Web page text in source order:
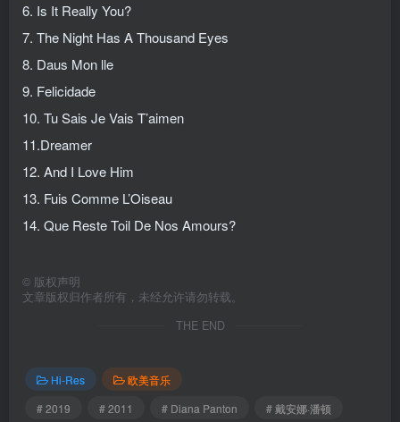
6. Is It Really You?
7. The Night Has A Thousand Eyes
8. Daus Mon lle
9. Felicidade
10. Tu Sais Je Vais T’aimen
11.Dreamer
12. And I Love Him
13. Fuis Comme L’Oiseau
14. Que Reste Toil De Nos Amours?
© 版权声明
文章版权归作者所有，未经允许请勿转载。
THE END
Hi-Res
欧美音乐
# 2019
# 2011 # Diana Panton # 戴安娜·潘顿